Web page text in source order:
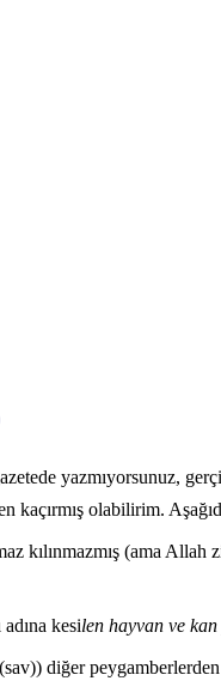
yazmıyorsunuz,
kaçırmış olabilirim.
kılınmazmış (ama
kesilen hayvan ve kan
diğer